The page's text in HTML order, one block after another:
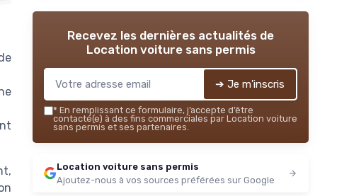
Recevez les dernières actualités de
Location voiture sans permis
➔ Je m'inscris
* En remplissant ce formulaire, j’accepte d’être
contacté(e) à des fins commerciales par Location voiture
sans permis et ses partenaires.
Location voiture sans permis
Ajoutez-nous à vos sources préférées sur Google